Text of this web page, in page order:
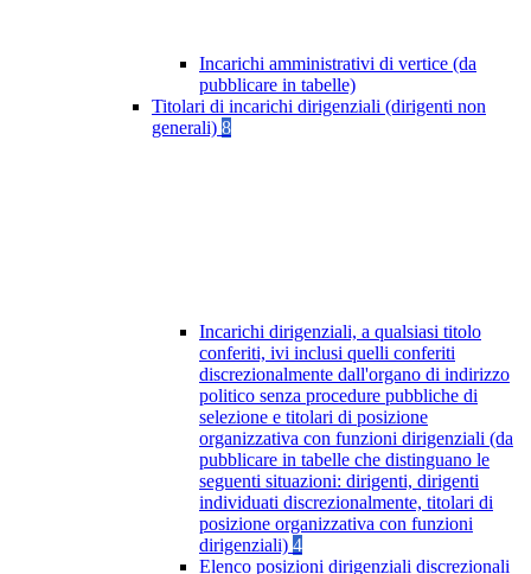
Incarichi amministrativi di vertice (da
pubblicare in tabelle)
Titolari di incarichi dirigenziali (dirigenti non
generali) 8
Incarichi dirigenziali, a qualsiasi titolo
conferiti, ivi inclusi quelli conferiti
discrezionalmente dall'organo di indirizzo
politico senza procedure pubbliche di
selezione e titolari di posizione
organizzativa con funzioni dirigenziali (da
pubblicare in tabelle che distinguano le
seguenti situazioni: dirigenti, dirigenti
individuati discrezionalmente, titolari di
posizione organizzativa con funzioni
dirigenziali) 4
Elenco posizioni dirigenziali discrezionali